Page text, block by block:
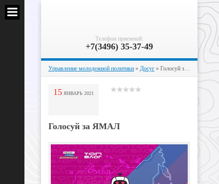
Телефон приемной:
+7(3496) 35-37-49
Управление молодежной политики » Досуг » Голосуй за ЯМАЛ
15 ЯНВАРЬ 2021
Голосуй за ЯМАЛ